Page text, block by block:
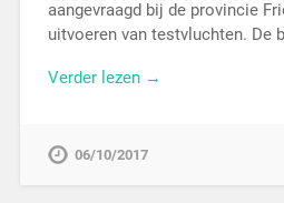
aangevraagd bij de provincie
uitvoeren van testvluchten. De
Verder lezen →
06/10/2017